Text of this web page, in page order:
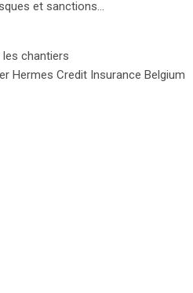
en étant conscient des risques et
Diedrik Vanderpoorten a abordé
entreprise que sur les chantiers,
et la sécurité des opérations. En
et sanctions…
les chantiers
Hermes Credit Insurance Belgium